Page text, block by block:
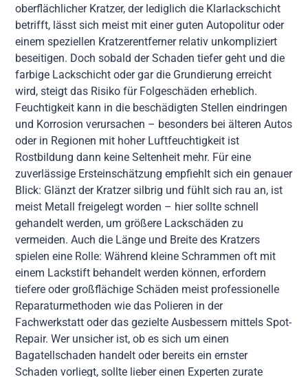
oberflächlicher Kratzer, der lediglich die Klarlackschicht
betrifft, lässt sich meist mit einer guten Autopolitur oder
einem speziellen Kratzerentferner relativ unkompliziert
beseitigen. Doch sobald der Schaden tiefer geht und die
farbige Lackschicht oder gar die Grundierung erreicht
wird, steigt das Risiko für Folgeschäden erheblich.
Feuchtigkeit kann in die beschädigten Stellen eindringen
und Korrosion verursachen – besonders bei älteren Autos
oder in Regionen mit hoher Luftfeuchtigkeit ist
Rostbildung dann keine Seltenheit mehr. Für eine
zuverlässige Ersteinschätzung empfiehlt sich ein genauer
Blick: Glänzt der Kratzer silbrig und fühlt sich rau an, ist
meist Metall freigelegt worden – hier sollte schnell
gehandelt werden, um größere Lackschäden zu
vermeiden. Auch die Länge und Breite des Kratzers
spielen eine Rolle: Während kleine Schrammen oft mit
einem Lackstift behandelt werden können, erfordern
tiefere oder großflächige Schäden meist professionelle
Reparaturmethoden wie das Polieren in der
Fachwerkstatt oder das gezielte Ausbessern mittels Spot-
Repair. Wer unsicher ist, ob es sich um einen
Bagatellschaden handelt oder bereits ein ernster
Schaden vorliegt, sollte lieber einen Experten zurate